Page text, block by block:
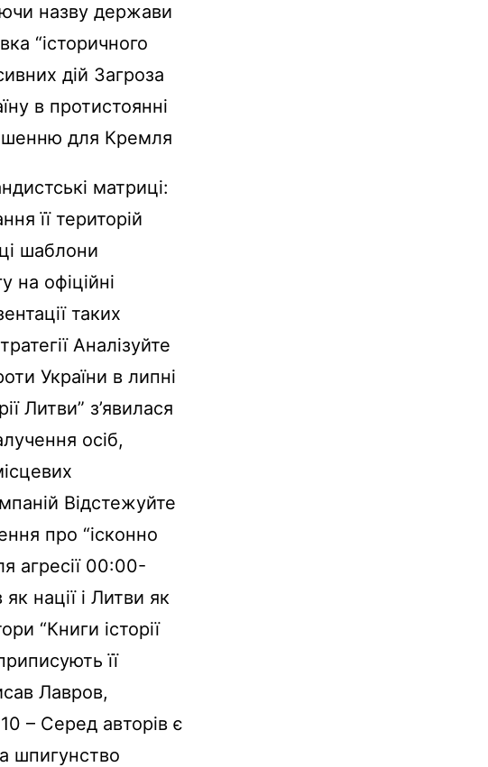
назву держави
“історичного
дій Загроза
в протистоянні
для Кремля
матриці:
її територій
шаблони
на офіційні
таких
Аналізуйте
України в липні
Литви” з’явилася
осіб,
Відстежуйте
про “ісконно
агресії 00:00-
нації і Литви як
“Книги історії
її
Лавров,
– Серед авторів є
шпигунство